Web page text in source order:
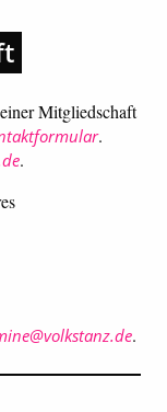
Mitgliedschaft
.
.
.